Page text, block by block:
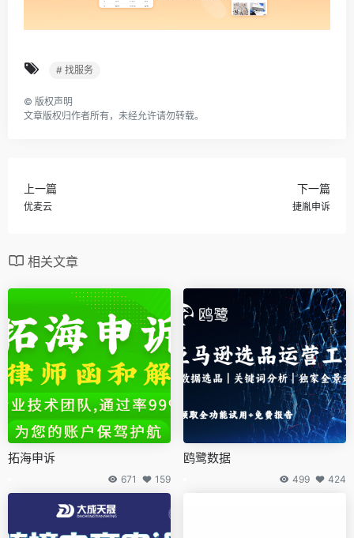
# 找服务
© 版权声明
文章版权归作者所有，未经允许请勿转载。
上一篇
优麦云
下一篇
捷胤申诉
相关文章
拓海申诉
671 159
鸥鹭数据
499 424